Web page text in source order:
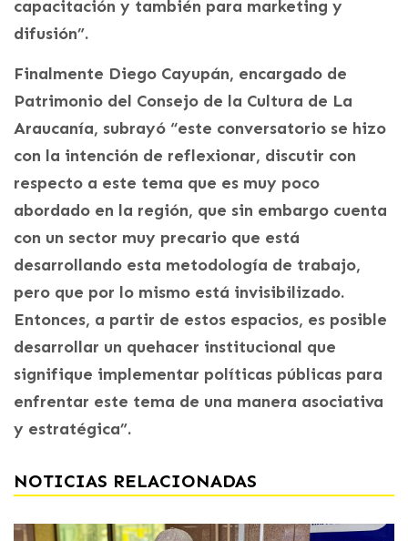
capacitación y también para marketing y
difusión”.
Finalmente Diego Cayupán, encargado de
Patrimonio del Consejo de la Cultura de La
Araucanía, subrayó “este conversatorio se hizo
con la intención de reflexionar, discutir con
respecto a este tema que es muy poco
abordado en la región, que sin embargo cuenta
con un sector muy precario que está
desarrollando esta metodología de trabajo,
pero que por lo mismo está invisibilizado.
Entonces, a partir de estos espacios, es posible
desarrollar un quehacer institucional que
signifique implementar políticas públicas para
enfrentar este tema de una manera asociativa
y estratégica”.
NOTICIAS RELACIONADAS